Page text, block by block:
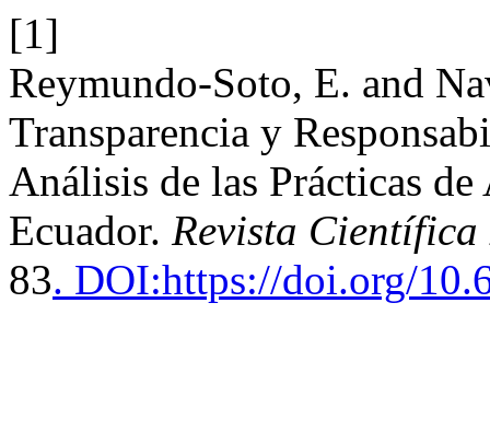
[1]
Reymundo-Soto, E. and
Transparencia y
Análisis de las Prácticas
Ecuador. Revista Científica
83. DOI:https://doi.org/